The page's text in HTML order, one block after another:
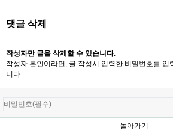
댓글 삭제
작성자만 글을 삭제할 수 있습니다.
작성자 본인이라면, 글 작성시 입력한 비밀번호를 입
니다.
돌아가기